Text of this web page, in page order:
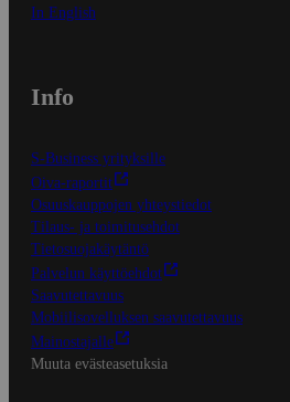
In English
Info
S-Business yrityksille
Oiva-raportit
Osuuskauppojen yhteystiedot
Tilaus- ja toimitusehdot
Tietosuojakäytäntö
Palvelun käyttöehdot
Saavutettavuus
Mobiilisovelluksen saavutettavuus
Mainostajalle
Muuta evästeasetuksia